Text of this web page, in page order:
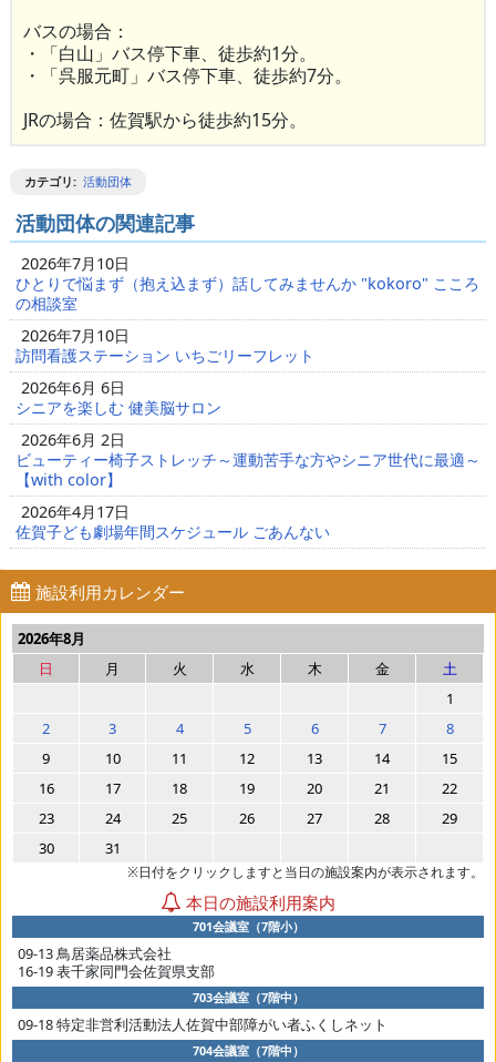
バスの場合：
・「白山」バス停下車、徒歩約1分。
・「呉服元町」バス停下車、徒歩約7分。
JRの場合：佐賀駅から徒歩約15分。
カテゴリ: 活動団体
活動団体の関連記事
2026年7月10日
ひとりで悩まず（抱え込まず）話してみませんか "kokoro" こころ
の相談室
2026年7月10日
訪問看護ステーション いちごリーフレット
2026年6月 6日
シニアを楽しむ 健美脳サロン
2026年6月 2日
ビューティー椅子ストレッチ～運動苦手な方やシニア世代に最適～
【with color】
2026年4月17日
佐賀子ども劇場年間スケジュール ごあんない
施設利用カレンダー
2026年8月
日
月 火 水 木 金
土
1
2
3 4 5 6 7
8
9
10 11 12 13 14
15
16
17 18 19 20 21
22
23
24 25 26 27 28
29
30
31
※日付をクリックしますと当日の施設案内が表示されます。
本日の施設利用案内
701会議室（7階小）
09-13 鳥居薬品株式会社
16-19 表千家同門会佐賀県支部
703会議室（7階中）
09-18 特定非営利活動法人佐賀中部障がい者ふくしネット
704会議室（7階中）